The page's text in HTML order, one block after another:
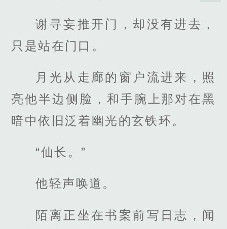
谢寻妄推开门，却没有进去，
只是站在门口。
月光从走廊的窗户流进来，照
亮他半边侧脸，和手腕上那对在黑
暗中依旧泛着幽光的玄铁环。
“仙长。”
他轻声唤道。
陌离正坐在书案前写日志，闻